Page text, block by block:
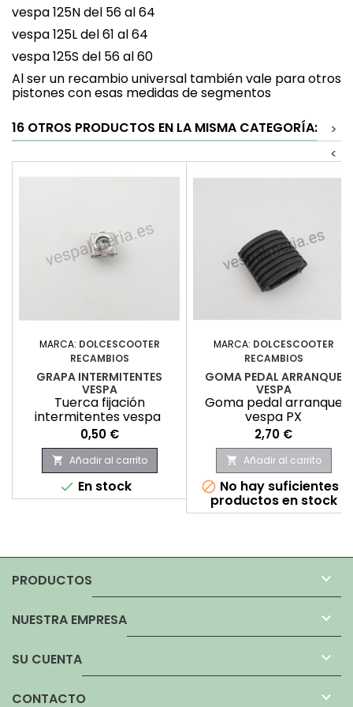
vespa 125N del 56 al 64
vespa 125L del 61 al 64
vespa 125S del 56 al 60
Al ser un recambio universal también vale para otros
pistones con esas medidas de segmentos
16 OTROS PRODUCTOS EN LA MISMA CATEGORÍA:
>
<
MARCA: DOLCESCOOTER
RECAMBIOS
GRAPA INTERMITENTES
VESPA
Tuerca fijación
intermitentes vespa
Precio
0,50 €
 Añadir al carrito
 En stock
MARCA: DOLCESCOOTER
RECAMBIOS
GOMA PEDAL ARRANQUE
VESPA
Goma pedal arranque
vespa PX
Precio
2,70 €
 Añadir al carrito
 No hay suficientes
productos en stock
PRODUCTOS 
NUESTRA EMPRESA 
SU CUENTA 
CONTACTO 